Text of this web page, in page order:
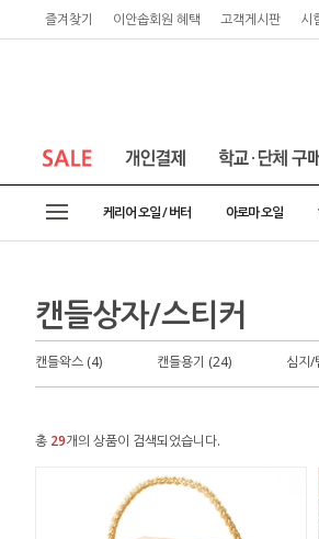
즐겨찾기 이안솝회원 혜택 고객게시판 시
케리어 오일 / 버터 아로마 오일
캔들상자/스티커
캔들왁스 (4) 캔들용기 (24) 심지/
총 29개의 상품이 검색되었습니다.